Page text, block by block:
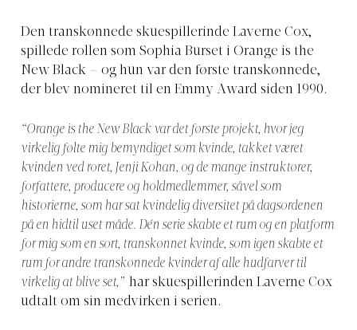
Den transkønnede skuespillerinde Laverne Cox,
spillede rollen som Sophia Burset i Orange is the
New Black – og hun var den første transkønnede,
der blev nomineret til en Emmy Award siden 1990.
“Orange is the New Black var det første projekt, hvor jeg
virkelig følte mig bemyndiget som kvinde, takket været
kvinden ved roret, Jenji Kohan, og de mange instruktører,
forfattere, producere og holdmedlemmer, såvel som
historierne, som har sat kvindelig diversitet på dagsordenen
på en hidtil uset måde. Dén serie skabte et rum og en platform
for mig som en sort, transkønnet kvinde, som igen skabte et
rum for andre transkønnede kvinder af alle hudfarver til
virkelig at blive set,” har skuespillerinden Laverne Cox
udtalt om sin medvirken i serien.